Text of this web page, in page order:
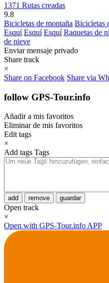
1371 Rutas creadas
9.8
Bicicletas de montaña Bicicletas
Esquí Esquí Esquí Raquetas de
de nieve
Enviar mensaje privado
Share track
×
Share on Facebook Share via
follow GPS-Tour.info
Añadir a mis favoritos
Eliminar de mis favoritos
Edit tags
×
Add tags Tags
add remove guardar
Open track
×
Open with GPS-Tour.info APP